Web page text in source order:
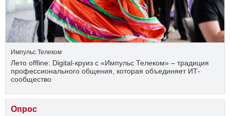
Импульс Телеком
Лето offline: Digital-круиз с «Импульс Телеком» – традиция
профессионального общения, которая объединяет ИТ-
сообщество
Опрос